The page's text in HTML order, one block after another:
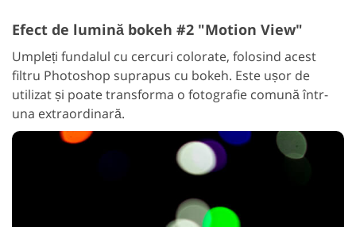
Efect de lumină bokeh #2 "Motion View"
Umpleți fundalul cu cercuri colorate, folosind acest
filtru Photoshop suprapus cu bokeh. Este ușor de
utilizat și poate transforma o fotografie comună într-
una extraordinară.